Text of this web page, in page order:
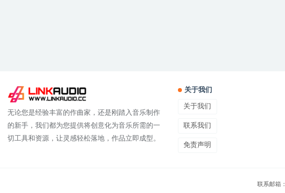
无论您是经验丰富的作曲家，还是刚踏入音乐制作
的新手，我们都为您提供将创意化为音乐所需的一
切工具和资源，让灵感轻松落地，作品立即成型。
关于我们
关于我们
联系我们
免责声明
联系邮箱：